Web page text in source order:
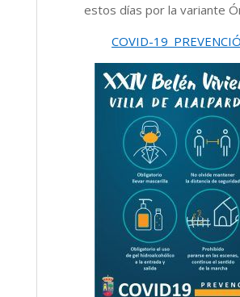
estos días por la variante
COVID-